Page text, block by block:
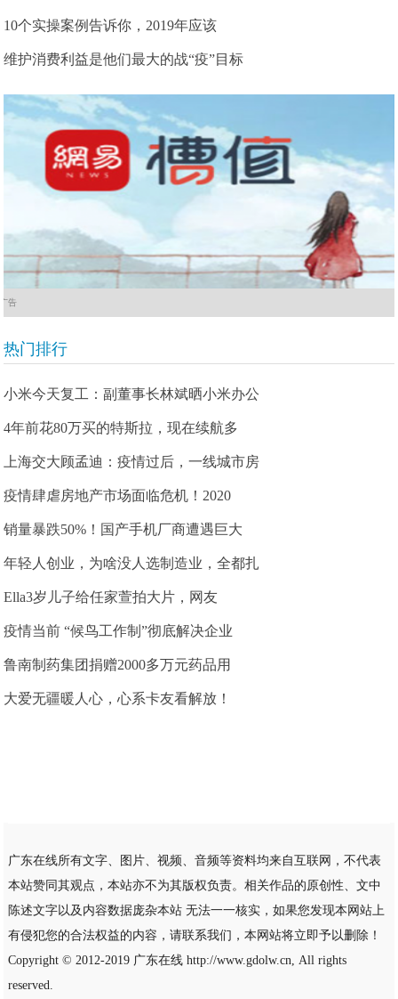
10个实操案例告诉你，2019年应该
维护消费利益是他们最大的战“疫”目标
广告
热门排行
小米今天复工：副董事长林斌晒小米办公
4年前花80万买的特斯拉，现在续航多
上海交大顾孟迪：疫情过后，一线城市房
疫情肆虐房地产市场面临危机！2020
销量暴跌50%！国产手机厂商遭遇巨大
年轻人创业，为啥没人选制造业，全都扎
Ella3岁儿子给任家萱拍大片，网友
疫情当前 “候鸟工作制”彻底解决企业
鲁南制药集团捐赠2000多万元药品用
大爱无疆暖人心，心系卡友看解放！
广东在线所有文字、图片、视频、音频等资料均来自互联网，不代表
本站赞同其观点，本站亦不为其版权负责。相关作品的原创性、文中
陈述文字以及内容数据庞杂本站 无法一一核实，如果您发现本网站上
有侵犯您的合法权益的内容，请联系我们，本网站将立即予以删除！
Copyright © 2012-2019 广东在线http://www.gdolw.cn, All rights
reserved.